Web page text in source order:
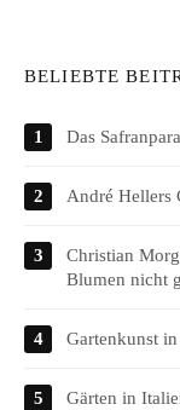
BELIEBTE
Das
André Hellers
Christian
Blumen nicht
Gartenkunst
Gärten in